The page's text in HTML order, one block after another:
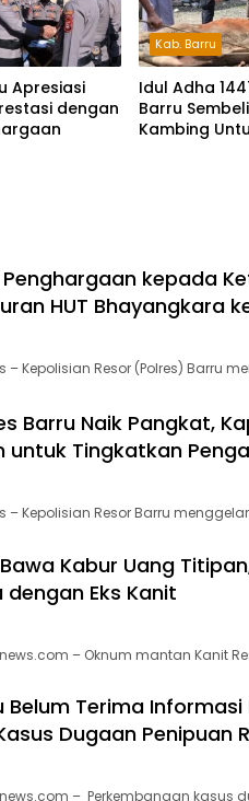
Apresiasi
dengan
Kab. Barru
Idul Adha
Barru
Kambing
Penghargaan kepada
HUT Bhayangkara
– Kepolisian Resor (Polres) Barru
Barru Naik Pangkat,
untuk Tingkatkan
– Kepolisian Resor Barru
Kabur Uang
Eks Kanit
– Oknum mantan Kanit
Belum Terima Informasi
Dugaan Penipuan
– Perkembangan kasus